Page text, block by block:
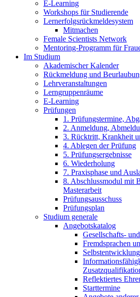
E-Learning
Workshops für Studierende
Lernerfolgsrückmeldesystem
Mitmachen
Female Scientists Network
Mentoring-Programm für
Im Studium
Akademischer Kalender
Rückmeldung und
Lehrveranstaltungen
Lerngruppenräume
E-Learning
Prüfungen
1. Prüfungstermine,
2. Anmeldung,
3. Rücktritt, Krankheit
4. Ablegen der Prüfung
5. Prüfungsergebnisse
6. Wiederholung
7. Praxisphase und
8. Abschlussmodul mit
Masterarbeit
Prüfungsausschuss
Prüfungsplan
Studium generale
Angebotskatalog
Gesellschafts-
Fremdsprachen
Selbstentwicklung
Reflektiertes
Starttermine